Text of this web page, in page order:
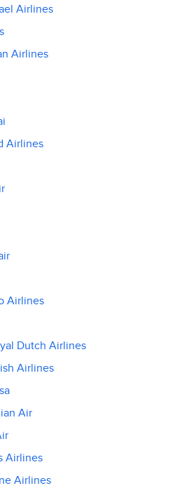
Airlines
Airlines
Airlines
Airlines
Dutch Airlines
Airlines
Air
Airlines
Airlines